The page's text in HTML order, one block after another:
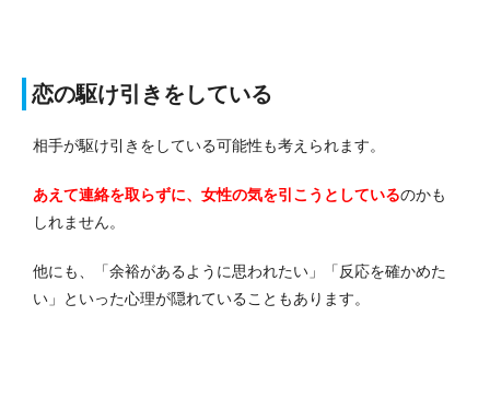
恋の駆け引きをしている
相手が駆け引きをしている可能性も考えられます。
あえて連絡を取らずに、女性の気を引こうとしているのかも
しれません。
他にも、「余裕があるように思われたい」「反応を確かめた
い」といった心理が隠れていることもあります。